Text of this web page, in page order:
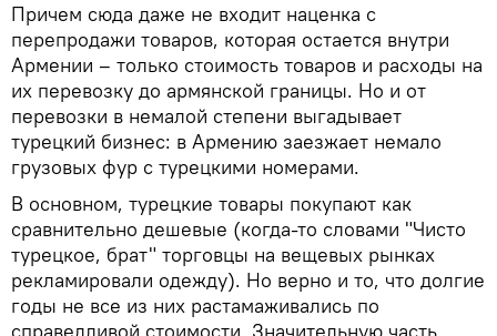
Причем сюда даже не входит наценка с
перепродажи товаров, которая остается внутри
Армении – только стоимость товаров и расходы на
их перевозку до армянской границы. Но и от
перевозки в немалой степени выгадывает
турецкий бизнес: в Армению заезжает немало
грузовых фур с турецкими номерами.
В основном, турецкие товары покупают как
сравнительно дешевые (когда-то словами "Чисто
турецкое, брат" торговцы на вещевых рынках
рекламировали одежду). Но верно и то, что долгие
годы не все из них растамаживались по